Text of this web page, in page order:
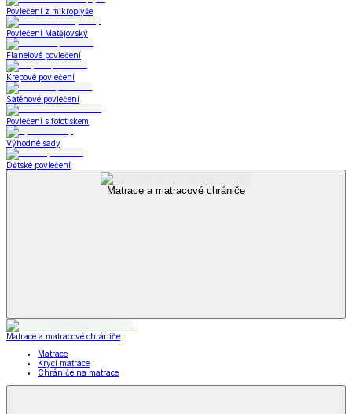
Povlečení z mikroplyše
Povlečení Matějovský
Flanelové povlečení
Krepové povlečení
Saténové povlečení
Povlečení s fototiskem
Výhodné sady
Dětské povlečení
Matrace a matracové chrániče
Matrace a matracové chrániče
Matrace
Krycí matrace
Chrániče na matrace